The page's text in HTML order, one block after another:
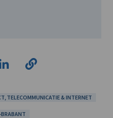
TELECOMMUNICATIE & INTERNET